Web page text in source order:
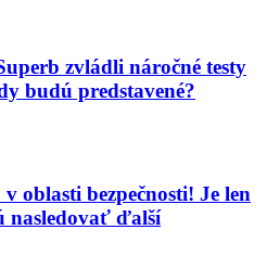
zvládli náročné testy
budú predstavené?
oblasti bezpečnosti! Je len
nasledovať ďalší